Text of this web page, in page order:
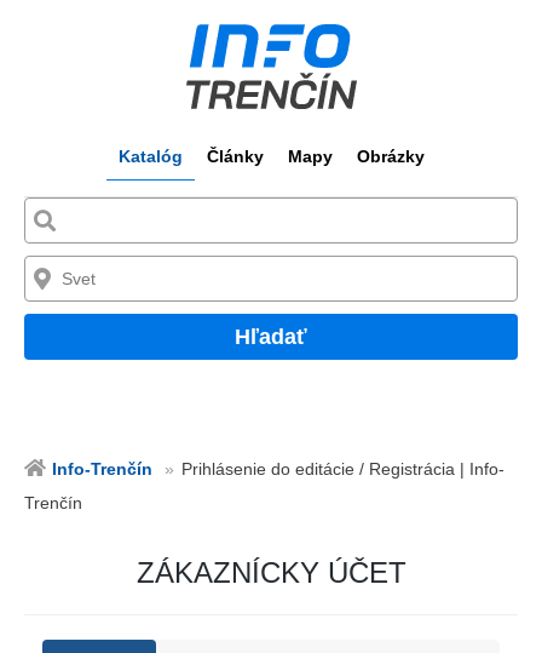
Katalóg Články Mapy Obrázky
Hľadať
Info-Trenčín
Prihlásenie do editácie / Registrácia | Info-
Trenčín
ZÁKAZNÍCKY ÚČET